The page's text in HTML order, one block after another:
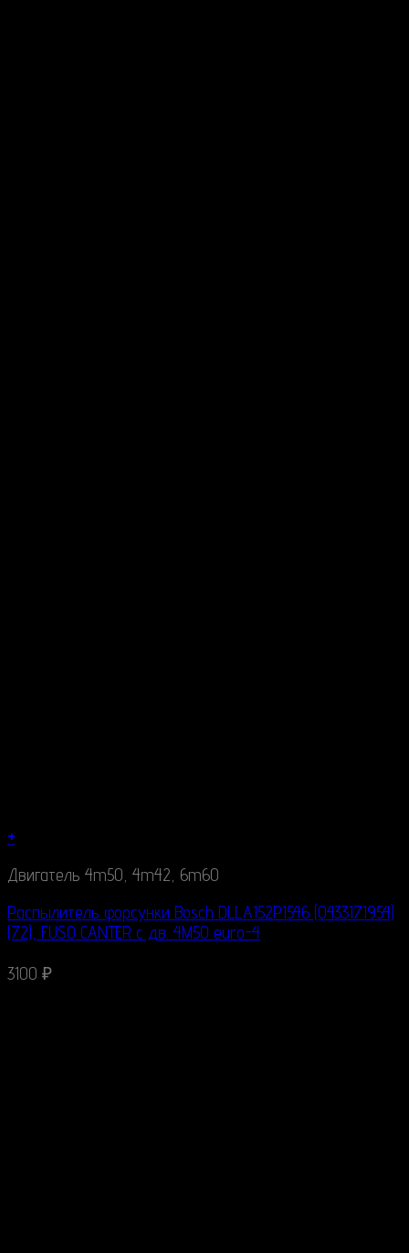
+
Двигатель 4m50, 4m42, 6m60
Распылитель форсунки Bosch DLLA152P1546 (0433171954)
(72), FUSO CANTER c дв. 4M50 euro-4
3100 ₽